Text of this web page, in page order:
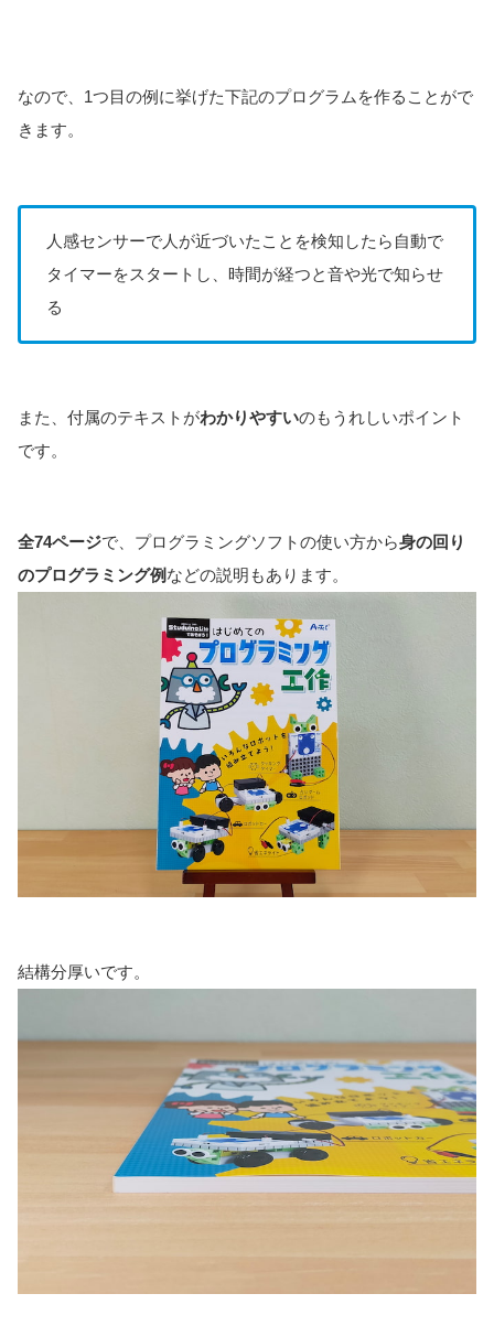
なので、1つ目の例に挙げた下記のプログラムを作ることがで
きます。
人感センサーで人が近づいたことを検知したら自動で
タイマーをスタートし、時間が経つと音や光で知らせ
る
また、付属のテキストがわかりやすいのもうれしいポイント
です。
全74ページで、プログラミングソフトの使い方から身の回り
のプログラミング例 などの説明もあります。
結構分厚いです。